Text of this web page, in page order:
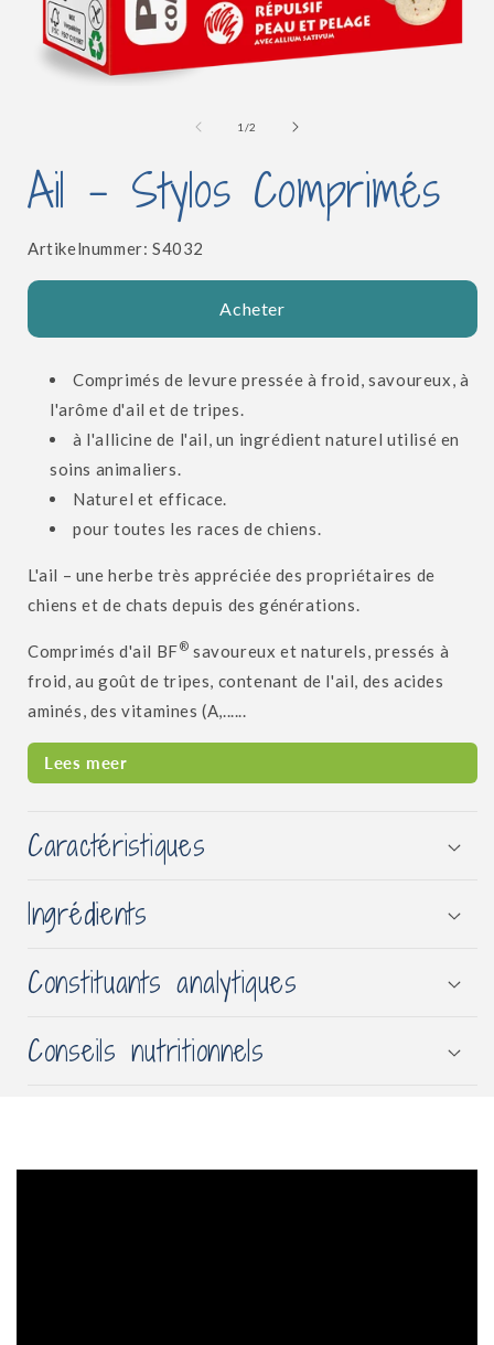
une
fenêtre
modale
1 /de
2
Ail - Stylos Comprimés
Artikelnummer: SKU:
S4032
Acheter
Comprimés de levure pressée à froid, savoureux, à
l'arôme d'ail et de tripes.
à l'allicine de l'ail, un ingrédient naturel utilisé en
soins animaliers.
Naturel et efficace.
pour toutes les races de chiens.
L'ail – une herbe très appréciée des propriétaires de
chiens et de chats depuis des générations.
Comprimés d'ail BF® savoureux et naturels, pressés à
froid, au goût de tripes, contenant de l'ail, des acides
aminés, des vitamines (A,......
Lees meer
Caractéristiques
Ingrédients
Constituants analytiques
Conseils nutritionnels